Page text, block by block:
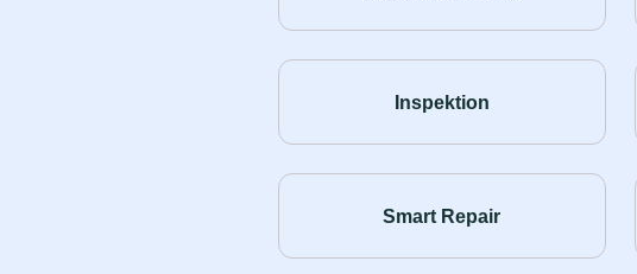
Inspektion
Smart Repair